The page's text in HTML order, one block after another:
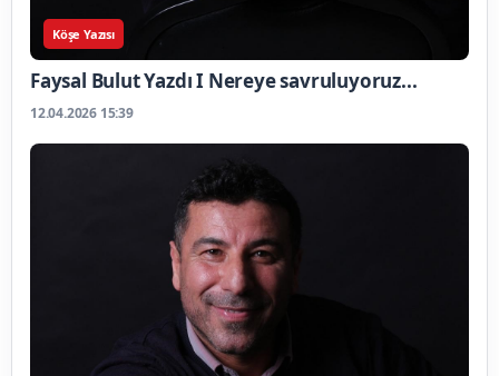
Köşe Yazısı
Faysal Bulut Yazdı I Nereye savruluyoruz...
12.04.2026 15:39